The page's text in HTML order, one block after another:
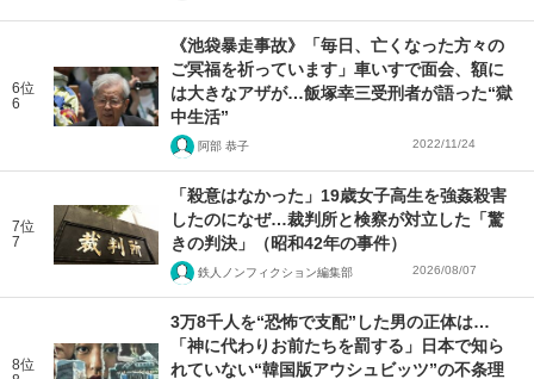
6位
6
《池袋暴走事故》「毎日、亡くなった方々の
ご冥福を祈っています」車いすで面会、額に
は大きなアザが…飯塚幸三受刑者が語った“獄
中生活”
阿部 恭子 2022/11/24
7位
7
「殺意はなかった」19歳女子高生を強姦殺害
したのになぜ…裁判所と検察が対立した「驚
きの判決」（昭和42年の事件）
鉄人ノンフィクション編集部 2026/08/07
8位
3万8千人を“恐怖で支配”した男の正体は…
「神に代わりお前たちを罰する」日本で知ら
れていない“韓国版アウシュビッツ”の不条理